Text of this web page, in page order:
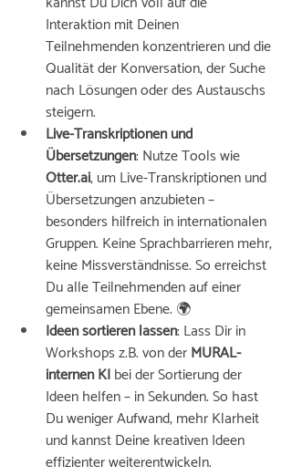
Interaktion mit Deinen
Teilnehmenden konzentrieren und die
Qualität der Konversation, der Suche
nach Lösungen oder des Austauschs
steigern.
Live-Transkriptionen und
Übersetzungen: Nutze Tools wie
Otter.ai, um Live-Transkriptionen und
Übersetzungen anzubieten –
besonders hilfreich in internationalen
Gruppen. Keine Sprachbarrieren mehr,
keine Missverständnisse. So erreichst
Du alle Teilnehmenden auf einer
gemeinsamen Ebene. 🌍
Ideen sortieren lassen: Lass Dir in
Workshops z.B. von der MURAL-
internen KI bei der Sortierung der
Ideen helfen – in Sekunden. So hast
Du weniger Aufwand, mehr Klarheit
und kannst Deine kreativen Ideen
effizienter weiterentwickeln.